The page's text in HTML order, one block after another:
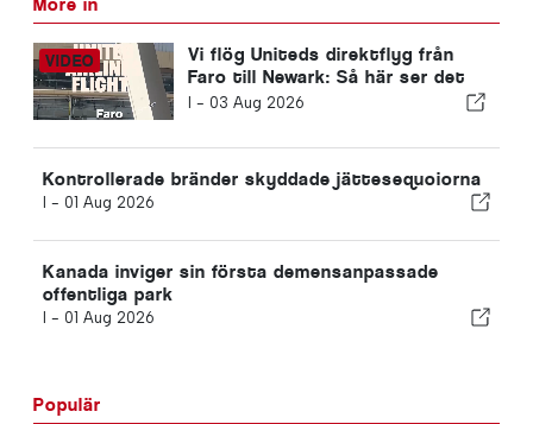
Vi flög Uniteds direktflyg från
Faro till Newark: Så här ser det
verkligen ut i ekonomiklass
I - 03 Aug 2026
Kontrollerade bränder skyddade jättesequoiorna
I - 01 Aug 2026
Kanada inviger sin första demensanpassade
offentliga park
I - 01 Aug 2026
Populär